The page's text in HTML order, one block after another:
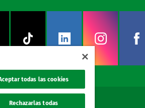
todas las cookies
Rechazarlas todas